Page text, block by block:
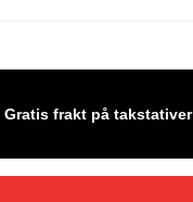
Gratis frakt på takstativer